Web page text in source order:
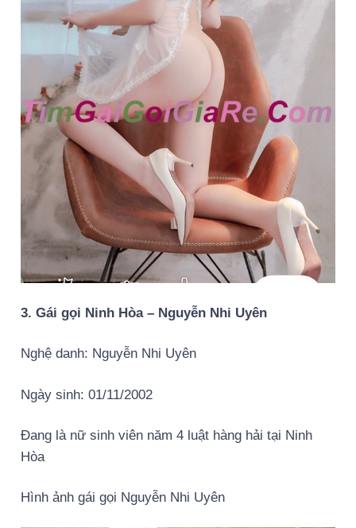
3. Gái gọi Ninh Hòa – Nguyễn Nhi Uyên
Nghệ danh: Nguyễn Nhi Uyên
Ngày sinh: 01/11/2002
Đang là nữ sinh viên năm 4 luật hàng hải tại Ninh
Hòa
Hình ảnh gái gọi Nguyễn Nhi Uyên